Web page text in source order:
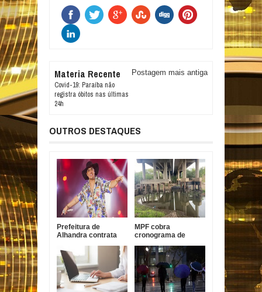
Materia Recente
Covid-19: Paraíba não
registra óbitos nas últimas
24h
Postagem mais antiga
OUTROS DESTAQUES
Prefeitura de
Alhandra contrata
por R$ 750 mil para
show da festa da
padroeira
MPF cobra
cronograma de
BR-101 na Paraíba